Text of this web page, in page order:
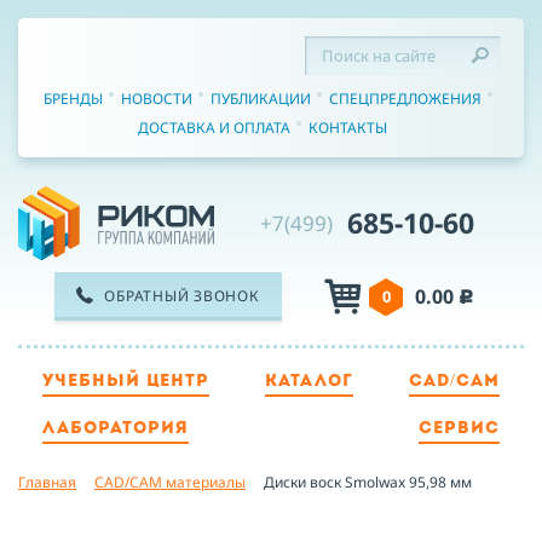
БРЕНДЫ НОВОСТИ ПУБЛИКАЦИИ
СПЕЦПРЕДЛОЖЕНИЯ
ДОСТАВКА И ОПЛАТА
КОНТАКТЫ
+7(499) 685-10-60
ОБРАТНЫЙ ЗВОНОК 0 0.00 c
УЧЕБНЫЙ ЦЕНТР КАТАЛОГ CAD/CAM
ЛАБОРАТОРИЯ СЕРВИС
Главная CAD/CAM материалы Диски воск Smolwax 95,98 мм